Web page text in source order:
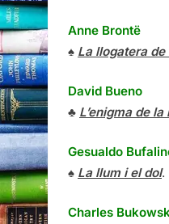
Anne Brontë
♠ La llogatera
David Bueno
♣ L’enigma de
Gesualdo
♠ La llum i el dol.
Charles